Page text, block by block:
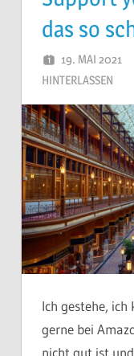
das so
19. MAI 2021
HINTERLASSEN
Ich gestehe,
gerne bei
nicht gut ist